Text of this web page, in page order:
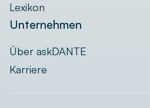
Lexikon
Unternehmen
Über askDANTE
Karriere